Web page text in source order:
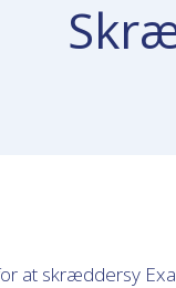
at skræddersy